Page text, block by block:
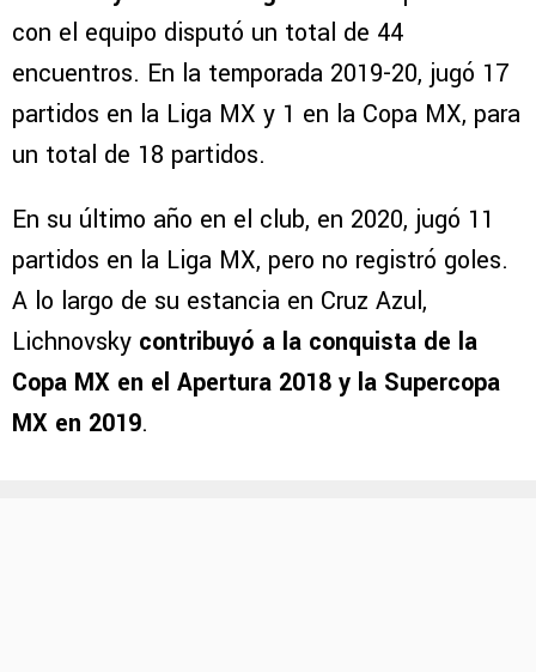
con el equipo disputó un total de 44
encuentros. En la temporada 2019-20, jugó 17
partidos en la Liga MX y 1 en la Copa MX, para
un total de 18 partidos.
En su último año en el club, en 2020, jugó 11
partidos en la Liga MX, pero no registró goles.
A lo largo de su estancia en Cruz Azul,
Lichnovsky contribuyó a la conquista de la
Copa MX en el Apertura 2018 y la Supercopa
MX en 2019.